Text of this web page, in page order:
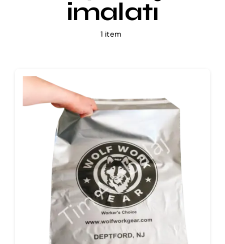
İmalat
Blog
imalatı
1 item